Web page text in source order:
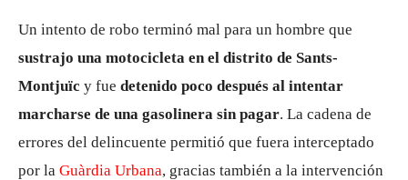
Un intento de robo terminó mal para un hombre que
sustrajo una motocicleta en el distrito de Sants-
Montjuïc y fue detenido poco después al intentar
marcharse de una gasolinera sin pagar. La cadena de
errores del delincuente permitió que fuera interceptado
por la Guàrdia Urbana, gracias también a la intervención